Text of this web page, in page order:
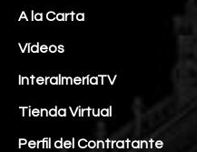
A la Carta
Vídeos
InteralmeríaTV
Tienda Virtual
Perfil del Contratante